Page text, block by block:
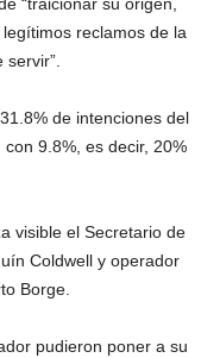
reclamos de la
de intenciones del
9.8%, es decir, 20%
visible el Secretario de
Coldwell y operador
Borge.
pudieron poner a su